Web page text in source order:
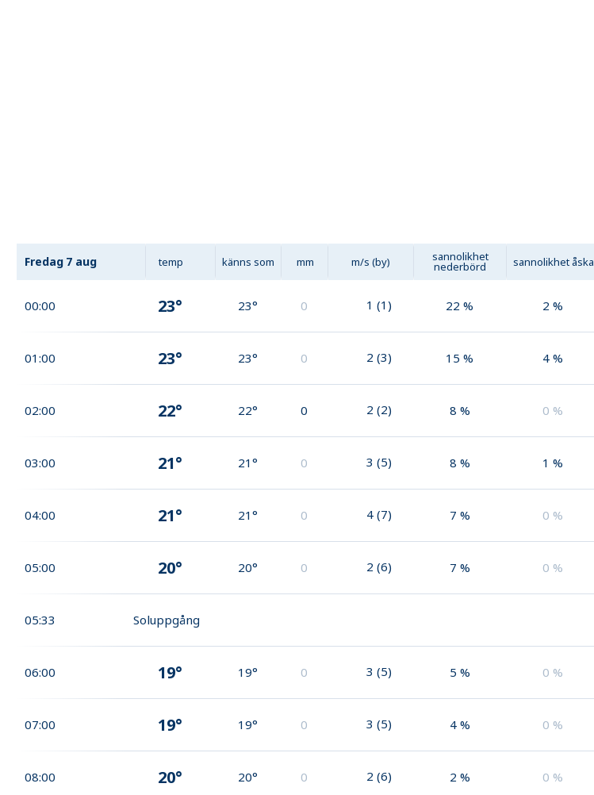
Fredag 7 aug temp känns som mm m/s (by) sannolikhet
nederbörd sannolikhet åska
00:00 23° 23° 0 1 (1) 22 % 2 %
01:00 23° 23° 0 2 (3) 15 % 4 %
02:00 22° 22° 0 2 (2) 8 % 0 %
03:00 21° 21° 0 3 (5) 8 % 1 %
04:00 21° 21° 0 4 (7) 7 % 0 %
05:00 20° 20° 0 2 (6) 7 % 0 %
05:33 Soluppgång
06:00 19° 19° 0 3 (5) 5 % 0 %
07:00 19° 19° 0 3 (5) 4 % 0 %
08:00 20° 20° 0 2 (6) 2 % 0 %